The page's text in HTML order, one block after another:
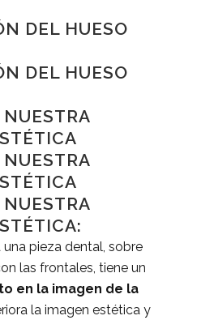
DEL HUESO
DEL HUESO
NUESTRA
NUESTRA
NUESTRA
pieza dental, sobre
las frontales, tiene un
en la imagen de la
la imagen estética y